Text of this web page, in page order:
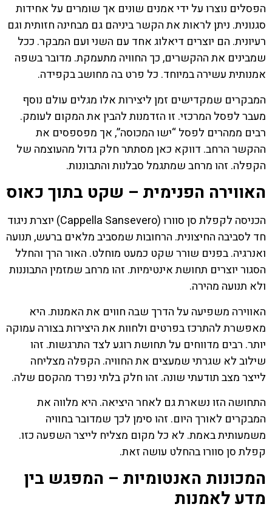
הפסלים נוצרו על ידי אמנים שונים אך שומרים על אחידות
סגנונית. ניתן לראות את הקשר ביניהם גם מבחינה חזותית וגם
רעיונית. הם יוצרים דיאלוג אחד עם השני ועם המבקר. ככל
שמבינים את ההקשרים, כך החוויה מתעמקת. מדובר בשפה
אמנותית עשירה במיוחד. כל פרט בה מחושב בקפידה.
המבקרים שמקדישים זמן ליצירות אלו מגלים עולם נוסף
מעבר לפסל המרכזי. זו הזדמנות להבין את המקום לעומק.
רבים ממהרים לפסל “ישו המכוסה”, אך מפספסים את
ההקשר הרחב. דווקא כאן מסתתר חלק גדול מהעוצמה של
הקפלה. זהו מרחב שמתגמל סבלנות והתבוננות.
האווירה הפנימית – שקט בתוך כאוס
הכניסה לקפלת סן סוורו (Cappella Sansevero) יוצרת ניגוד
חד לסביבה החיצונית. הרחובות שמסביב מלאים ברעש, תנועה
ואנרגיה. בפנים שורר שקט כמעט מוחלט. האור הרך והחלל
הסגור יוצרים תחושת אינטימיות. זהו מרחב שמזמין התבוננות
ולא תנועה מהירה.
האווירה משפיעה על הדרך שבה חווים את האמנות. היא
מאפשרת להתרכז בפרטים ולחוות את היצירות בצורה עמוקה
יותר. רבים מדווחים על תחושת רוגע לצד התרגשות. זהו
שילוב לא שגרתי שמעצים את החוויה. הקפלה מצליחה
לייצר מצב תודעתי שונה. זהו חלק בלתי נפרד מהקסם שלה.
התחושה הזו נשארת גם לאחר היציאה. היא מלווה את
המבקרים לאורך היום. זהו סימן לכך שמדובר בחוויה
משמעותית באמת. לא כל מקום מצליח לייצר השפעה כזו.
קפלת סן סוורו בהחלט עושה זאת.
המכונות האנטומיות – המפגש בין
מדע לאמנות